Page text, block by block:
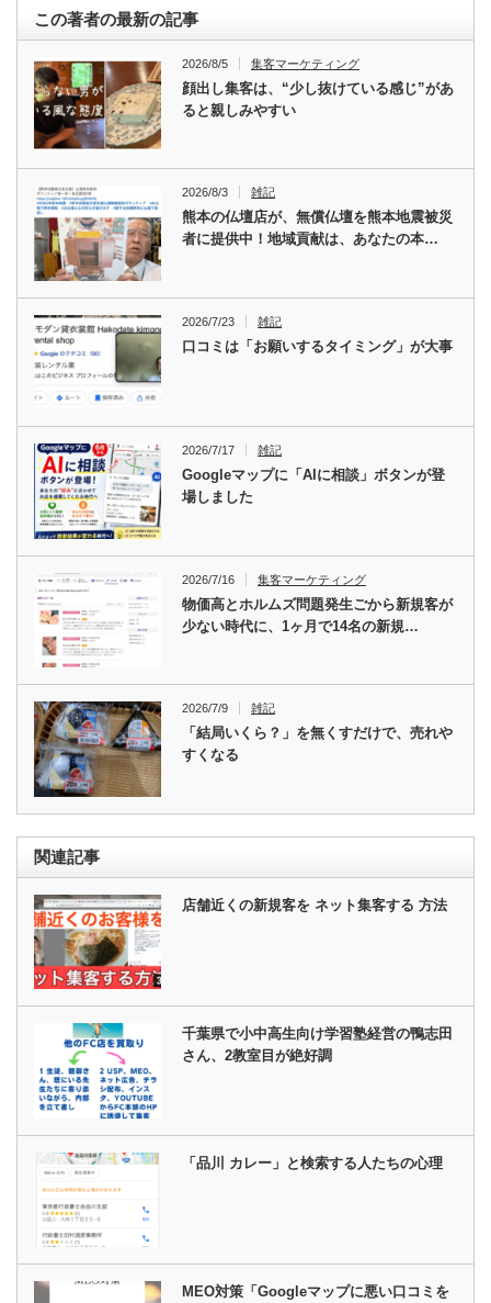
この著者の最新の記事
2026/8/5 集客マーケティング
顔出し集客は、“少し抜けている感じ”があ
ると親しみやすい
2026/8/3 雑記
熊本の仏壇店が、無償仏壇を熊本地震被災
者に提供中！地域貢献は、あなたの本…
2026/7/23 雑記
口コミは「お願いするタイミング」が大事
2026/7/17 雑記
Googleマップに「AIに相談」ボタンが登
場しました
2026/7/16 集客マーケティング
物価高とホルムズ問題発生ごから新規客が
少ない時代に、1ヶ月で14名の新規…
2026/7/9 雑記
「結局いくら？」を無くすだけで、売れや
すくなる
関連記事
店舗近くの新規客を ネット集客する 方法
千葉県で小中高生向け学習塾経営の鴨志田
さん、2教室目が絶好調
「品川 カレー」と検索する人たちの心理
MEO対策「Googleマップに悪い口コミを